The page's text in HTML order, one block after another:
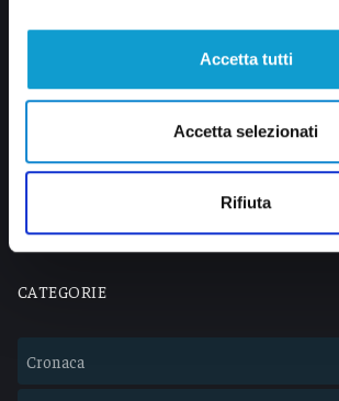
Accetta tutti
Accetta selezionati
Rifiuta
Via Pasubio, 36 – 63074 San Benedetto
info@veratv.it
CATEGORIE
Cronaca